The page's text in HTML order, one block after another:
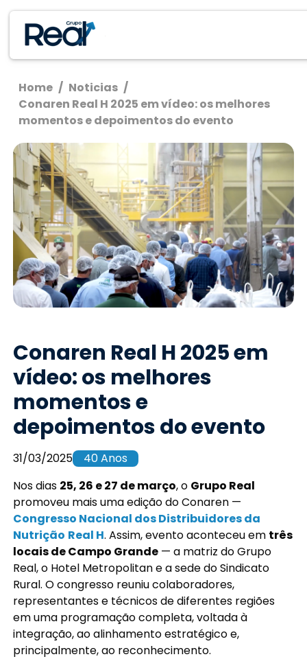
Home / Noticias /
Conaren Real H 2025 em vídeo: os melhores
momentos e depoimentos do evento
Conaren Real H 2025 em
vídeo: os melhores
momentos e
depoimentos do evento
31/03/2025
40 Anos
Nos dias 25, 26 e 27 de março, o Grupo Real
promoveu mais uma edição do Conaren —
Congresso Nacional dos Distribuidores da
Nutrição Real H. Assim, evento aconteceu em três
locais de Campo Grande — a matriz do Grupo
Real, o Hotel Metropolitan e a sede do Sindicato
Rural. O congresso reuniu colaboradores,
representantes e técnicos de diferentes regiões
em uma programação completa, voltada à
integração, ao alinhamento estratégico e,
principalmente, ao reconhecimento.